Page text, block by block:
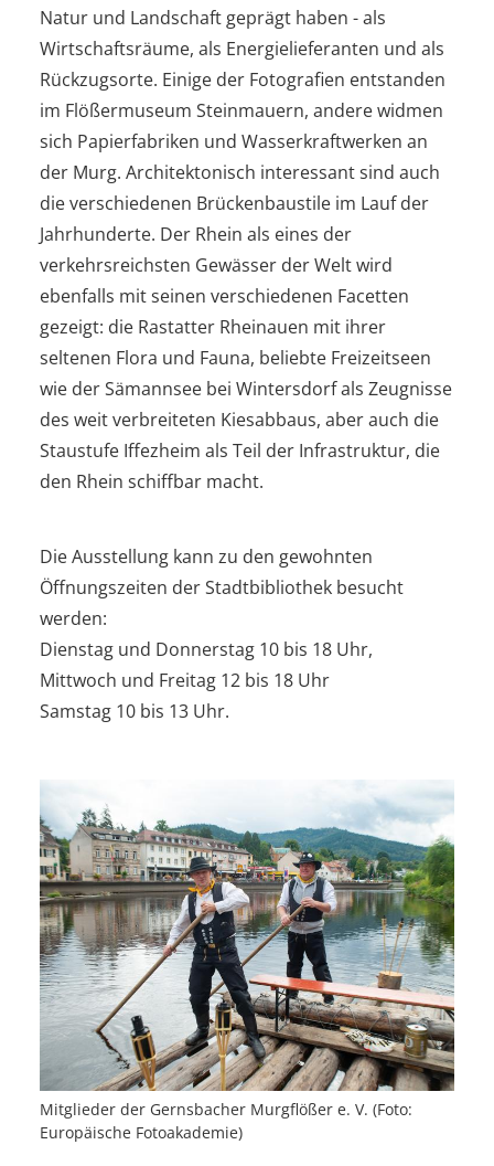
Natur und Landschaft geprägt haben - als
Wirtschaftsräume, als Energielieferanten und als
Rückzugsorte. Einige der Fotografien entstanden
im Flößermuseum Steinmauern, andere widmen
sich Papierfabriken und Wasserkraftwerken an
der Murg. Architektonisch interessant sind auch
die verschiedenen Brückenbaustile im Lauf der
Jahrhunderte. Der Rhein als eines der
verkehrsreichsten Gewässer der Welt wird
ebenfalls mit seinen verschiedenen Facetten
gezeigt: die Rastatter Rheinauen mit ihrer
seltenen Flora und Fauna, beliebte Freizeitseen
wie der Sämannsee bei Wintersdorf als Zeugnisse
des weit verbreiteten Kiesabbaus, aber auch die
Staustufe Iffezheim als Teil der Infrastruktur, die
den Rhein schiffbar macht.
Die Ausstellung kann zu den gewohnten
Öffnungszeiten der Stadtbibliothek besucht
werden:
Dienstag und Donnerstag 10 bis 18 Uhr,
Mittwoch und Freitag 12 bis 18 Uhr
Samstag 10 bis 13 Uhr.
Mitglieder der Gernsbacher Murgflößer e. V. (Foto:
Europäische Fotoakademie)